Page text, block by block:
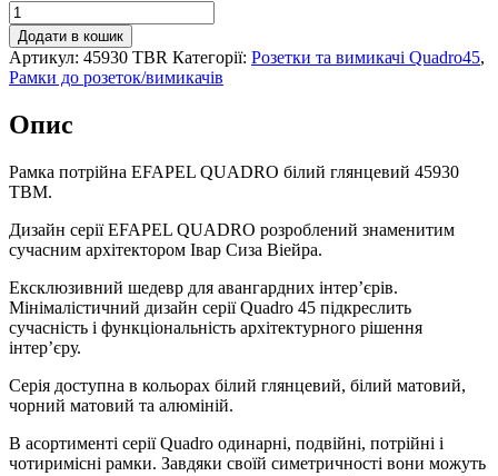
Рамка
потрійна
EFAPEL
QUADRO
білий
45930
кількість
Додати в кошик
Артикул: 45930 TBR Категорії: Розетки та вимикачі Quadro45,
Рамки до розеток/вимикачів
Опис
Рамка потрійна EFAPEL QUADRO білий глянцевий 45930
TBM.
Дизайн серії EFAPEL QUADRO розроблений знаменитим
сучасним архітектором Івар Сиза Віейра.
Ексклюзивний шедевр для авангардних інтер’єрів.
Мінімалістичний дизайн серії Quadro 45 підкреслить
сучасність і функціональність архітектурного рішення
інтер’єру.
Серія доступна в кольорах білий глянцевий, білий матовий,
чорний матовий та алюміній.
В асортименті серії Quadro одинарні, подвійні, потрійні і
чотиримісні рамки. Завдяки своїй симетричності вони можуть